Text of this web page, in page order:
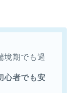
境期でも過
心者でも安